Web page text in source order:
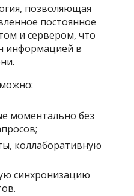
позволяющая
постоянное
и сервером, что
информацией в
моментально без
коллаборативную
синхронизацию